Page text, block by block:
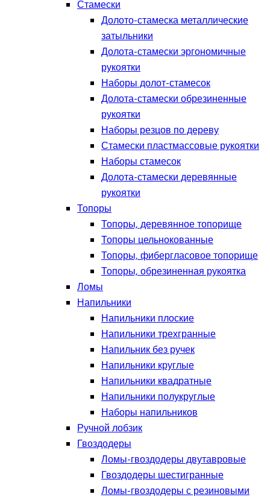
Стамески
Долото-стамеска металлические
затыльники
Долота-стамески эргономичные
рукоятки
Наборы долот-стамесок
Долота-стамески обрезиненные
рукоятки
Наборы резцов по дереву
Стамески пластмассовые рукоятки
Наборы стамесок
Долота-стамески деревянные
рукоятки
Топоры
Топоры, деревянное топорище
Топоры цельнокованные
Топоры, фибергласовое топорище
Топоры, обрезиненная рукоятка
Ломы
Напильники
Напильники плоские
Напильники трехгранные
Напильник без ручек
Напильники круглые
Напильники квадратные
Напильники полукруглые
Наборы напильников
Ручной лобзик
Гвоздодеры
Ломы-гвоздодеры двутавровые
Гвоздодеры шестигранные
Ломы-гвоздодеры с резиновыми